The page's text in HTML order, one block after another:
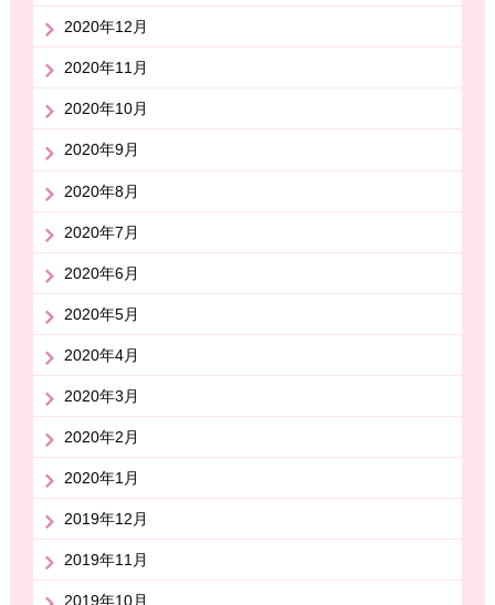
2020年12月
2020年11月
2020年10月
2020年9月
2020年8月
2020年7月
2020年6月
2020年5月
2020年4月
2020年3月
2020年2月
2020年1月
2019年12月
2019年11月
2019年10月